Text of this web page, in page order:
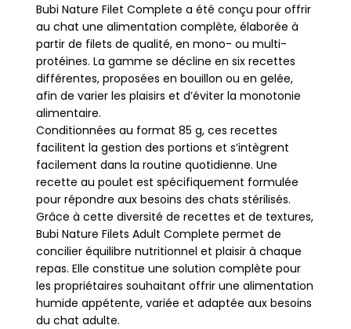
Bubi Nature Filet Complete a été conçu pour offrir
au chat une alimentation complète, élaborée à
partir de filets de qualité, en mono- ou multi-
protéines. La gamme se décline en six recettes
différentes, proposées en bouillon ou en gelée,
afin de varier les plaisirs et d’éviter la monotonie
alimentaire.
Conditionnées au format 85 g, ces recettes
facilitent la gestion des portions et s’intègrent
facilement dans la routine quotidienne. Une
recette au poulet est spécifiquement formulée
pour répondre aux besoins des chats stérilisés.
Grâce à cette diversité de recettes et de textures,
Bubi Nature Filets Adult Complete permet de
concilier équilibre nutritionnel et plaisir à chaque
repas. Elle constitue une solution complète pour
les propriétaires souhaitant offrir une alimentation
humide appétente, variée et adaptée aux besoins
du chat adulte.